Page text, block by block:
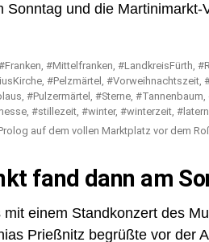
Sonntag und die
auf dem vollen Marktplatz vor dem
fand dann am
mit einem Standkonzert des
Prießnitz begrüßte vor der